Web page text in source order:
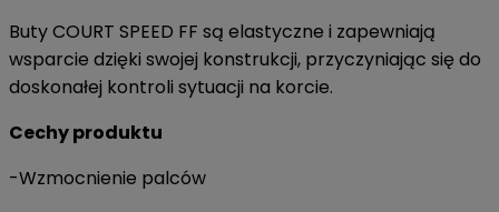
Buty COURT SPEED FF są elastyczne i zapewniają
wsparcie dzięki swojej konstrukcji, przyczyniając się do
doskonałej kontroli sytuacji na korcie.
Cechy produktu
-Wzmocnienie palców